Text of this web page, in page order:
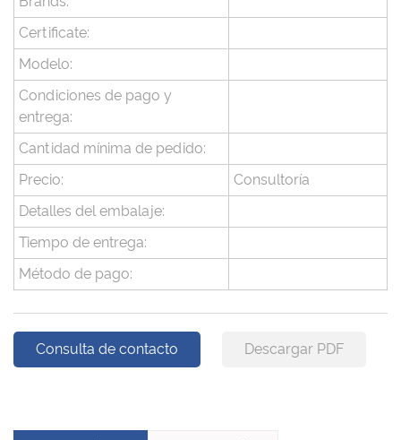
Certificate:
Modelo:
Condiciones de pago y
entrega:
Cantidad mínima de pedido:
Precio:
Consultoría
Detalles del embalaje:
Tiempo de entrega:
Método de pago:
Consulta de contacto Descargar PDF